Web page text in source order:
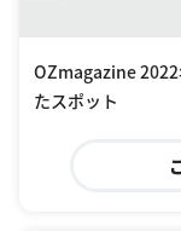
OZmagazine 2022
たスポット